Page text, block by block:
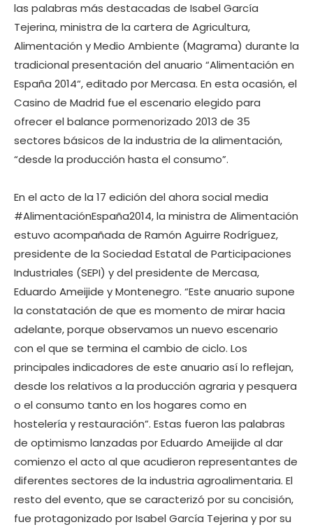
las palabras más destacadas de Isabel García
Tejerina, ministra de la cartera de Agricultura,
Alimentación y Medio Ambiente (Magrama) durante la
tradicional presentación del anuario “Alimentación en
España 2014“, editado por Mercasa. En esta ocasión, el
Casino de Madrid fue el escenario elegido para
ofrecer el balance pormenorizado 2013 de 35
sectores básicos de la industria de la alimentación,
“desde la producción hasta el consumo”.
En el acto de la 17 edición del ahora social media
#AlimentaciónEspaña2014, la ministra de Alimentación
estuvo acompañada de Ramón Aguirre Rodríguez,
presidente de la Sociedad Estatal de Participaciones
Industriales (SEPI) y del presidente de Mercasa,
Eduardo Ameijide y Montenegro. “Este anuario supone
la constatación de que es momento de mirar hacia
adelante, porque observamos un nuevo escenario
con el que se termina el cambio de ciclo. Los
principales indicadores de este anuario así lo reflejan,
desde los relativos a la producción agraria y pesquera
o el consumo tanto en los hogares como en
hostelería y restauración”. Estas fueron las palabras
de optimismo lanzadas por Eduardo Ameijide al dar
comienzo el acto al que acudieron representantes de
diferentes sectores de la industria agroalimentaria. El
resto del evento, que se caracterizó por su concisión,
fue protagonizado por Isabel García Tejerina y por su